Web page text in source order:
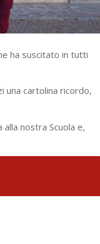
ha suscitato in tutti
una cartolina ricordo,
nostra Scuola e,